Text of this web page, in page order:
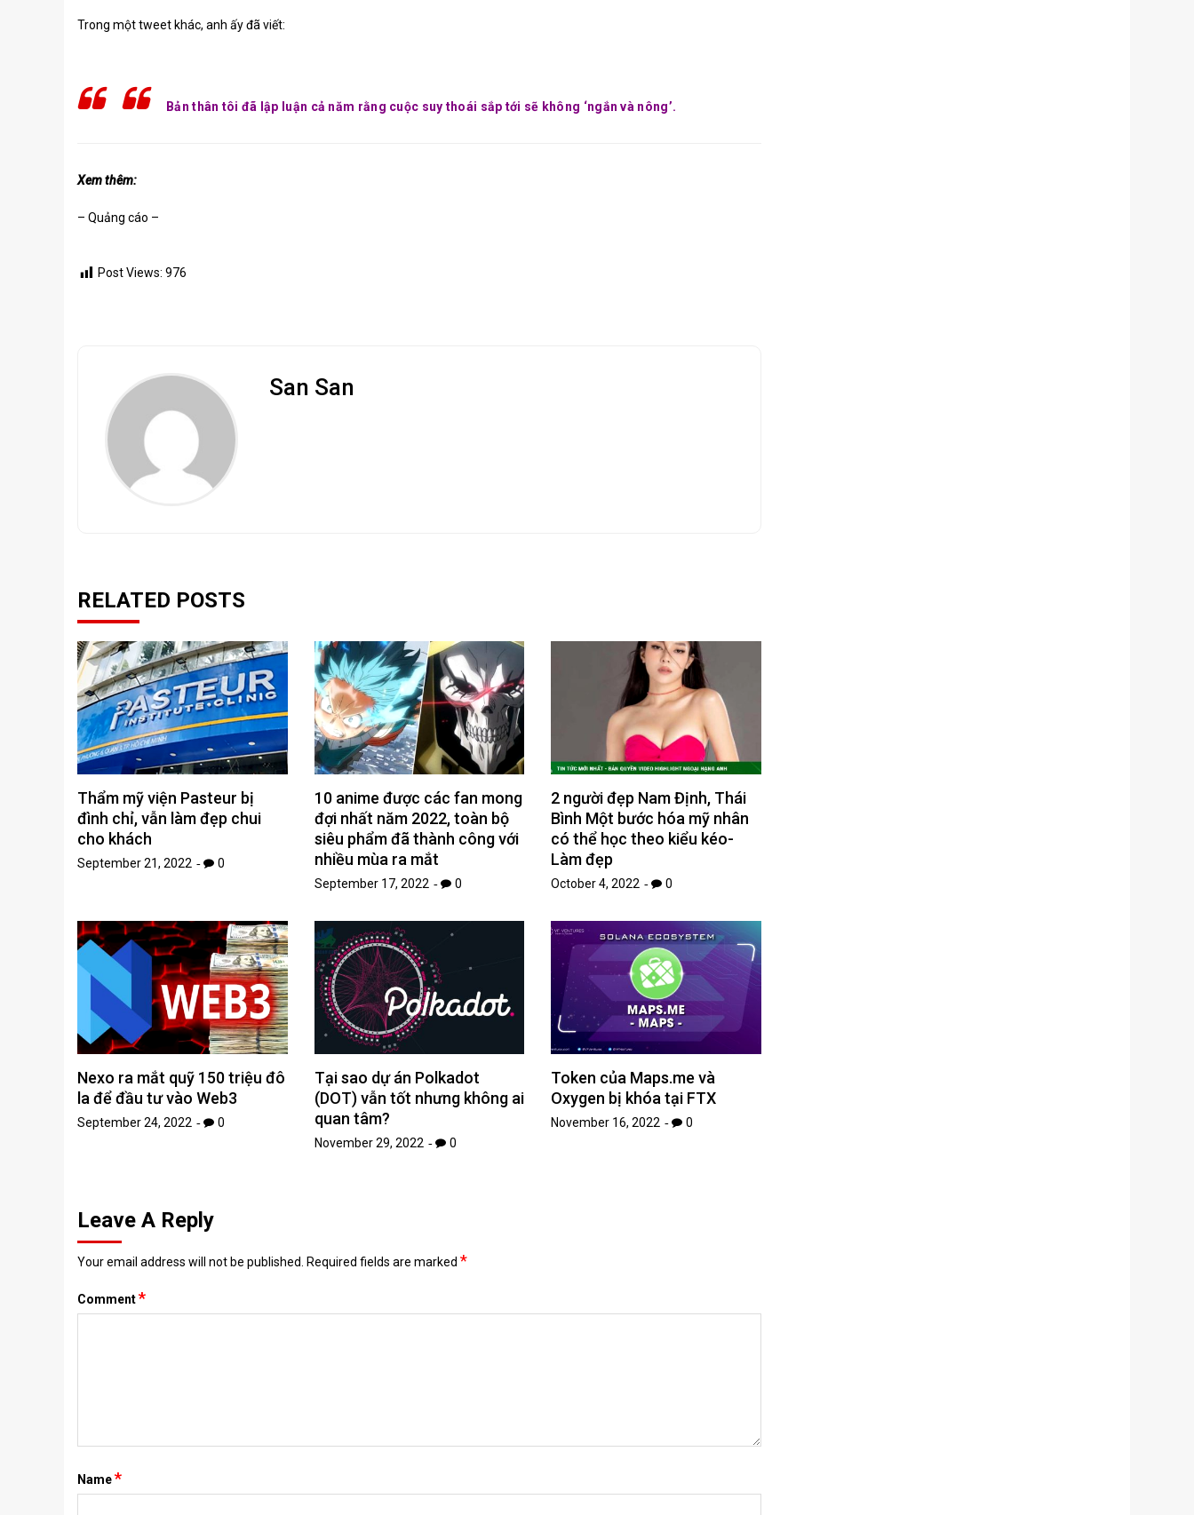
Trong một tweet khác, anh ấy đã viết:
Bản thân tôi đã lập luận cả năm rằng cuộc suy thoái sắp tới sẽ không ‘ngắn và nông’.
Xem thêm:
– Quảng cáo –
Post Views: 976
San San
RELATED POSTS
Thẩm mỹ viện Pasteur bị
đình chỉ, vẫn làm đẹp chui
cho khách
September 21, 2022 0
10 anime được các fan mong
đợi nhất năm 2022, toàn bộ
siêu phẩm đã thành công với
nhiều mùa ra mắt
September 17, 2022 0
2 người đẹp Nam Định, Thái
Bình Một bước hóa mỹ nhân
có thể học theo kiểu kéo-
Làm đẹp
October 4, 2022 0
Nexo ra mắt quỹ 150 triệu đô
la để đầu tư vào Web3
September 24, 2022 0
Tại sao dự án Polkadot
(DOT) vẫn tốt nhưng không ai
quan tâm?
November 29, 2022 0
Token của Maps.me và
Oxygen bị khóa tại FTX
November 16, 2022 0
Leave A Reply
Your email address will not be published. Required fields are marked *
Comment*
Name*